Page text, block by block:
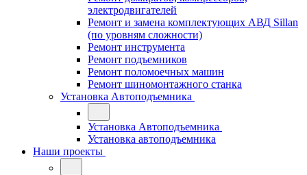
электродвигателей
Ремонт и замена комплектующих АВД Sillan
(по уровням сложности)
Ремонт инструмента
Ремонт подъемников
Ремонт поломоечных машин
Ремонт шиномонтажного станка
Установка Автоподъемника
Установка Автоподъемника
Установка автоподъемника
Наши проекты